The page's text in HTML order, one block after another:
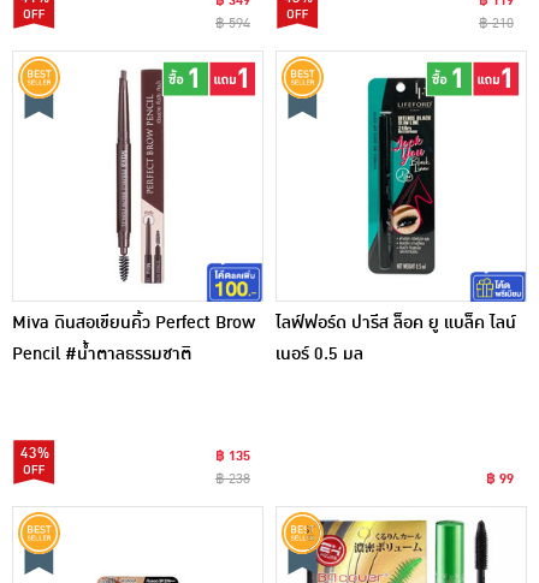
฿ 594
฿ 210
Miva ดินสอเขียนคิ้ว Perfect Brow
Pencil #น้ำตาลธรรมชาติ
43%
฿ 135
฿ 238
ไลฟ์ฟอร์ด ปารีส ล็อค ยู แบล็ค ไลน์
เนอร์ 0.5 มล
฿ 99